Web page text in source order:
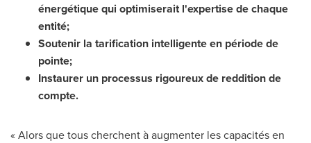
énergétique qui optimiserait l'expertise de chaque
entité;
Soutenir la tarification intelligente en période de
pointe;
Instaurer un processus rigoureux de reddition de
compte.
« Alors que tous cherchent à augmenter les capacités en